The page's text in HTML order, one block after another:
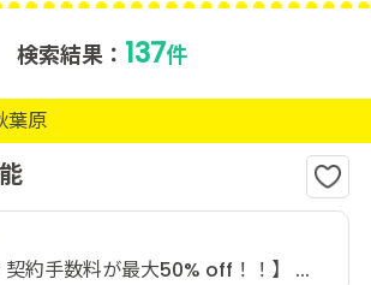
検索結果： 137件
葉原
契約手数料が最大50% off！！】 ...